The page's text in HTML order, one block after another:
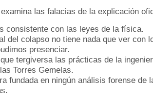
las falacias de la explicación
consistente con las leyes de la física.
del colapso no tiene nada que ver con
presenciar.
tergiversa las prácticas de la
Torres Gemelas.
fundada en ningún análisis forense de